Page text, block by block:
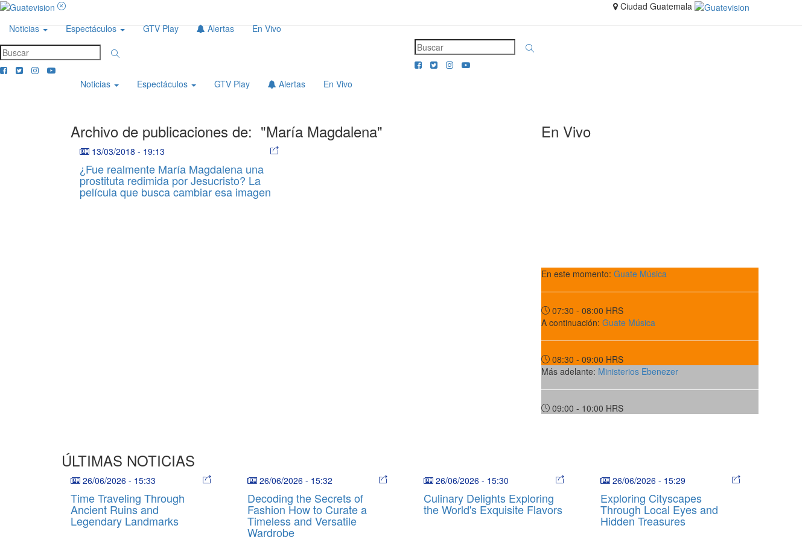
Noticias Espectáculos GTV Play Alertas En Vivo
Ciudad Guatemala
Noticias Espectáculos GTV Play Alertas En Vivo
Archivo de publicaciones de: "María Magdalena"
13/03/2018 - 19:13
¿Fue realmente María Magdalena una
prostituta redimida por Jesucristo? La
película que busca cambiar esa imagen
En Vivo
En este momento: Guate Música
07:30 - 08:00 HRS
A continuación: Guate Música
08:30 - 09:00 HRS
Más adelante: Ministerios Ebenezer
09:00 - 10:00 HRS
ÚLTIMAS NOTICIAS
26/06/2026 - 15:33
Time Traveling Through
Ancient Ruins and
Legendary Landmarks
26/06/2026 - 15:32
Decoding the Secrets of
Fashion How to Curate a
Timeless and Versatile
Wardrobe
26/06/2026 - 15:30
Culinary Delights Exploring
the World's Exquisite Flavors
26/06/2026 - 15:29
Exploring Cityscapes
Through Local Eyes and
Hidden Treasures